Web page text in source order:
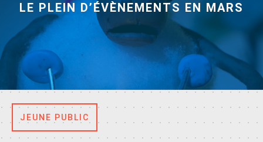
LE PLEIN D’ÉVÈNEMENTS EN MARS
JEUNE PUBLIC